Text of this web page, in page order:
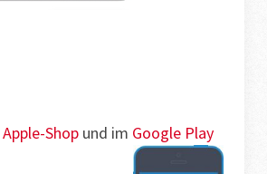
Apple-Shopund im Google Play